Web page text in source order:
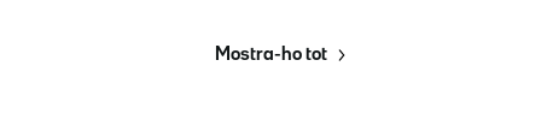
Mostra-ho tot